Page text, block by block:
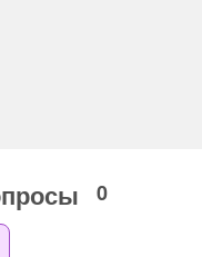
0